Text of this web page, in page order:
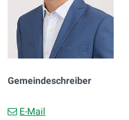
Gemeindeschreiber
E-Mail